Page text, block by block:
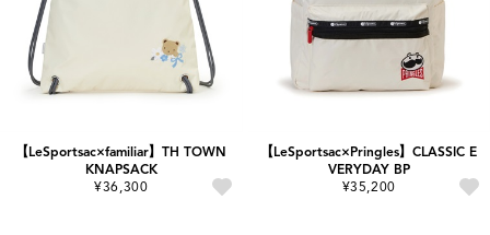
【LeSportsac×familiar】TH TOWN
KNAPSACK
¥36,300
【LeSportsac×Pringles】CLASSIC E
VERYDAY BP
¥35,200